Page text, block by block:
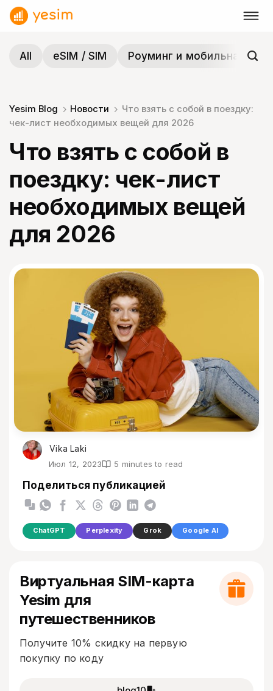
Skip
All
eSIM / SIM Роуминг и мобильная
Yesim Blog Новости
Что взять с собой в поездку:
чек-лист необходимых вещей для 2026
Что взять с собой в
поездку: чек-лист
необходимых вещей
для 2026
Vika Laki
Июл 12, 2023 5 minutes to read
Поделиться публикацией
ChatGPT Perplexity Grok Google AI
Виртуальная SIM-карта
Yesim для
путешественников
Получите 10% скидку на первую
покупку по коду